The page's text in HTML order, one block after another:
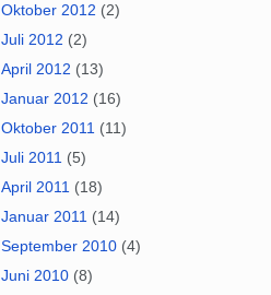
Oktober 2012 (2)
Juli 2012 (2)
April 2012 (13)
Januar 2012 (16)
Oktober 2011 (11)
Juli 2011 (5)
April 2011 (18)
Januar 2011 (14)
September 2010 (4)
Juni 2010 (8)